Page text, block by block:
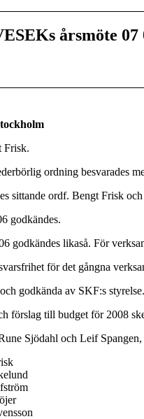
årsmöte 07
Frisk.
ordning besvarades
sittande ordf. Bengt Frisk
godkändes.
godkändes likaså. För
för det gångna
godkända av SKF:s
förslag till budget för 2008
Sjödahl och Leif